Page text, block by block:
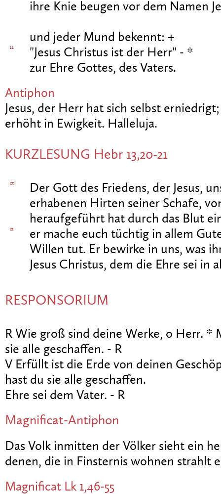
ihre Knie beugen vor dem Namen
und jeder Mund bekennt: +
11
"Jesus Christus ist der Herr" - *
zur Ehre Gottes, des Vaters.
Antiphon
Jesus, der Herr hat sich selbst
erhöht in Ewigkeit. Halleluja.
KURZLESUNG Hebr 13,20-21
20
Der Gott des Friedens, der Jesus,
erhabenen Hirten seiner Schafe,
heraufgeführt hat durch das Blut
21
er mache euch tüchtig in allem
Willen tut. Er bewirke in uns, was
Jesus Christus, dem die Ehre sei in
RESPONSORIUM
R Wie groß sind deine Werke, o Herr. *
sie alle geschaffen. - R
V Erfüllt ist die Erde von deinen
hast du sie alle geschaffen.
Ehre sei dem Vater. - R
Magnificat-Antiphon
Das Volk inmitten der Völker sieht ein
denen, die in Finsternis wohnen strahlt
Magnificat Lk 1,46-55